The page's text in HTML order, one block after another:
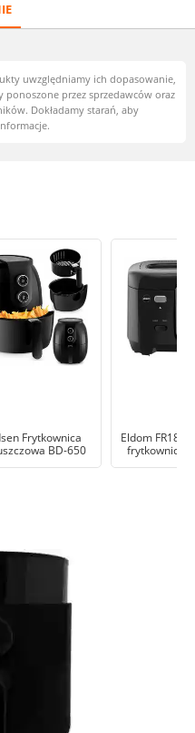
uwzględniamy ich dopasowanie,
przez sprzedawców oraz
Dokładamy starań, aby
Frytkownica
BD-650
Eldom FR18C
frytkownica